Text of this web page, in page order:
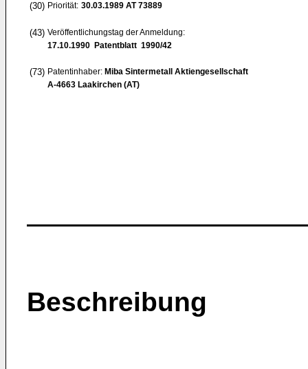
(30) Priorität: 30.03.1989 AT 73889
(43) Veröffentlichungstag der Anmeldung:
17.10.1990 Patentblatt 1990/42
(73) Patentinhaber: Miba Sintermetall Aktiengesellschaft
A-4663 Laakirchen (AT)
Beschreibung